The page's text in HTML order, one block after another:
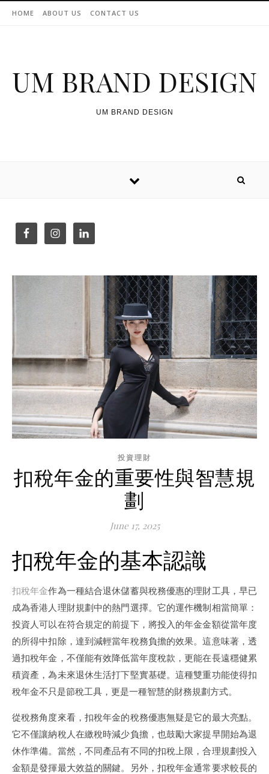
HOME ABOUT US CONTACT US
UM BRAND DESIGN
UM BRAND DESIGN
投資理財
扣稅年金的重要性與智慧規
劃
June 17, 2025
扣稅年金的基本認識
扣稅年金作為一種結合退休儲蓄與稅務優惠的理財工具，早已
成為香港人理財規劃中的熱門選擇。它的運作機制相當簡單：
投資人可以在符合規定的前提下，將投入的年金金額從當年度
的所得中扣除，達到減輕當年稅務負擔的效果。這意味著，透
過扣稅年金，不僅能有效降低當年度稅款，更能在長遠穩健累
積資產，為未來退休生活打下堅實基礎。這種雙重功能使得扣
稅年金不只是節稅工具，更是一種智慧的財務規劃方式。
從稅務角度來看，扣稅年金的稅務優惠無疑是它的最大亮點。
它不僅讓納稅人在繳稅時減少負擔，也鼓勵大家提早開始為退
休作準備。當然，不同產品有不同的扣稅上限，合理規劃投入
金額是發揮最大效益的關鍵。另外，扣稅年金通常要求較長的